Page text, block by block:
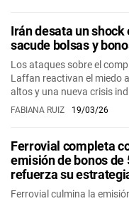
Irán desata un
sacude bolsas y
Los ataques sobre el
Laffan reactivan el miedo
altos y una nueva crisis
FABIANA RUIZ 19/03/26
Ferrovial completa
emisión de bonos de
refuerza su
Ferrovial culmina la